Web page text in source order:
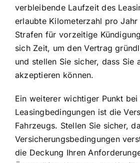
verbleibende Laufzeit des
erlaubte Kilometerzahl pro
Strafen für vorzeitige
sich Zeit, um den Vertrag
und stellen Sie sicher, dass Sie
akzeptieren können.
Ein weiterer wichtiger Punkt bei
Leasingbedingungen ist die
Fahrzeugs. Stellen Sie sicher,
Versicherungsbedingungen
die Deckung Ihren